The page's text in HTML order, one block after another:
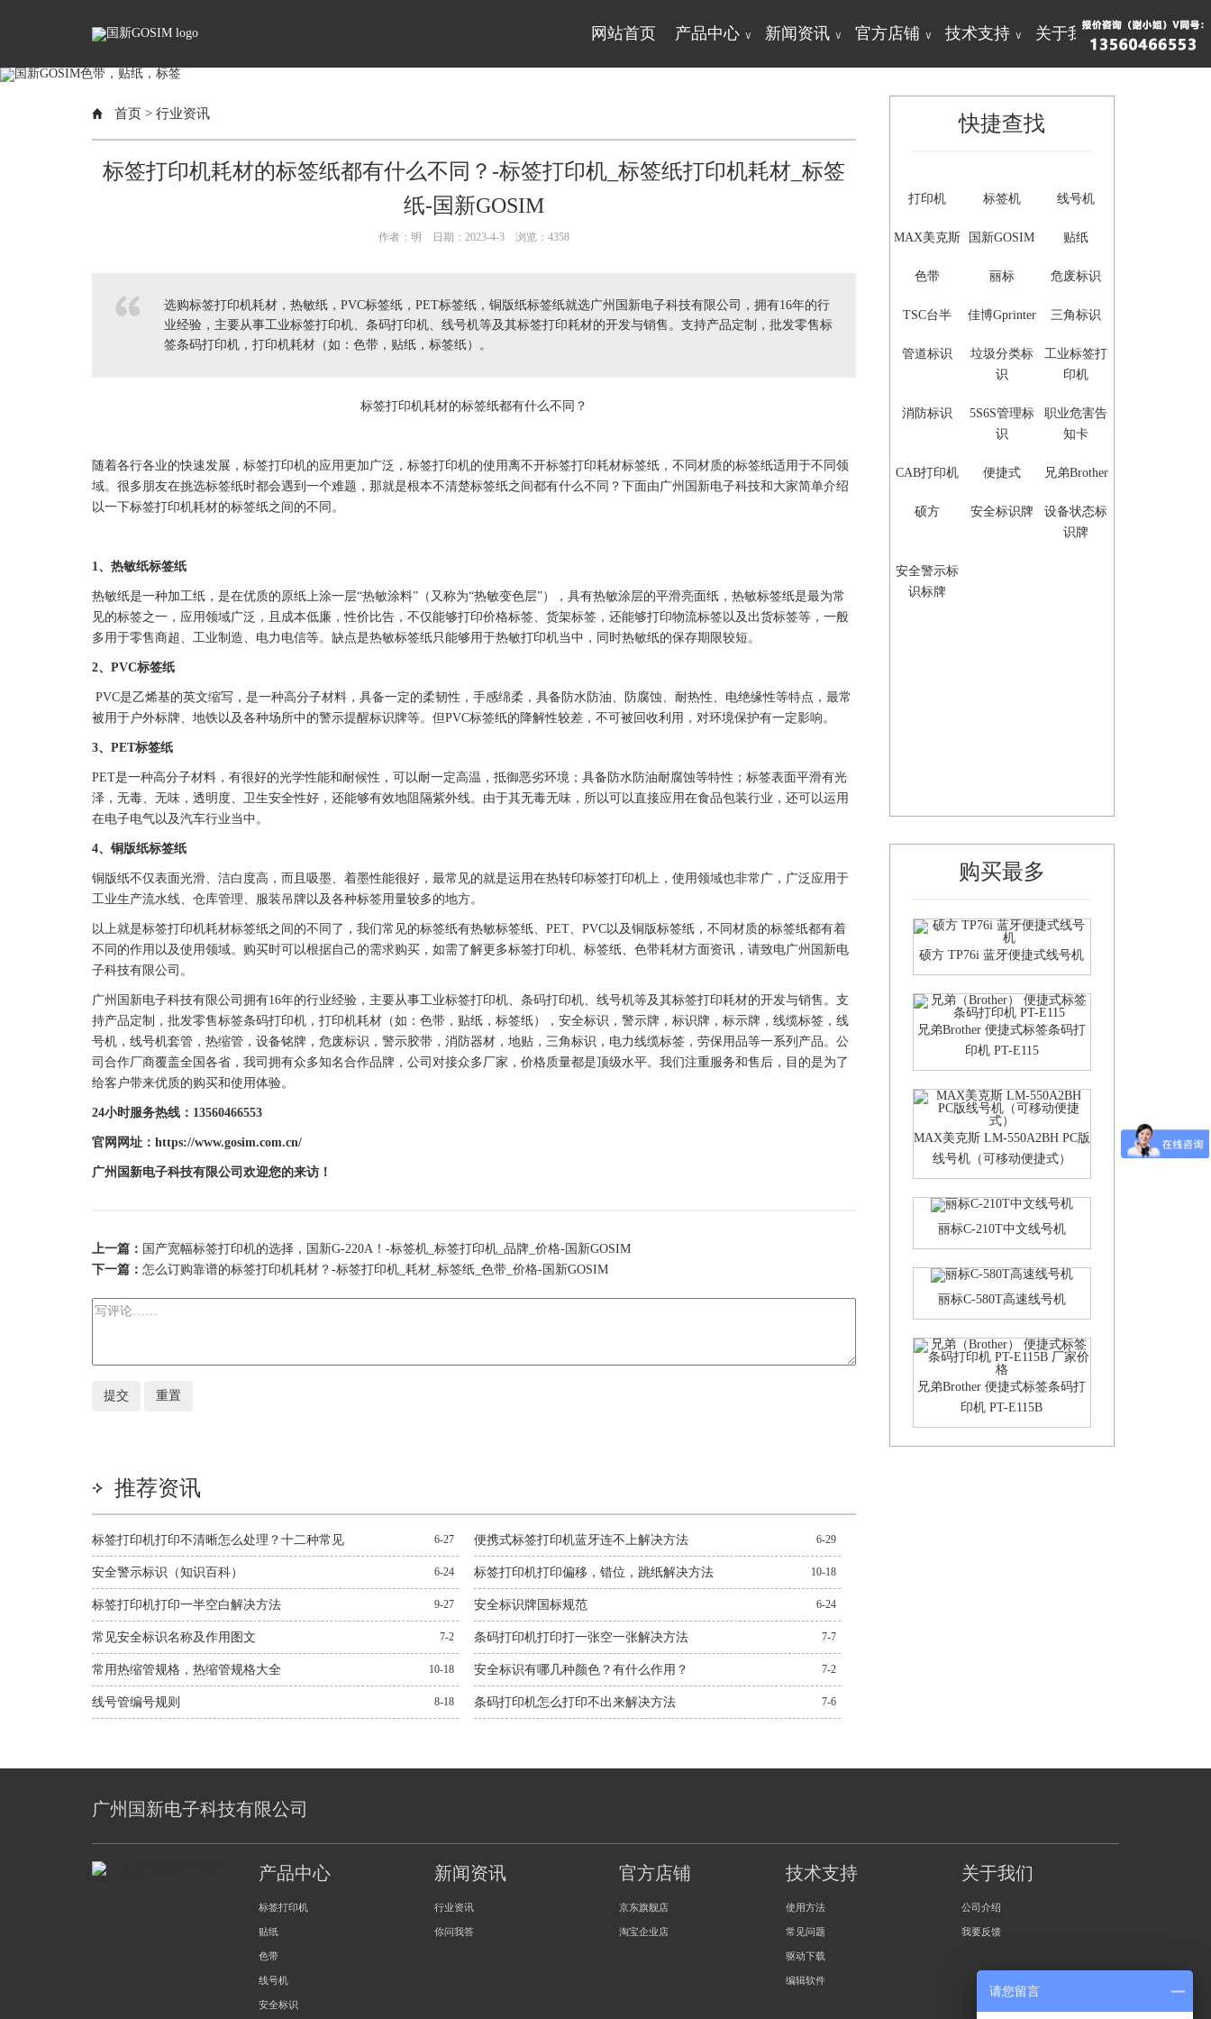
网站首页 产品中心 ∨ 新闻资讯 ∨ 官方店铺 ∨ 技术支持 ∨ 关于我们
首页 > 行业资讯
标签打印机耗材的标签纸都有什么不同？-标签打印机_标签纸打印机耗材_标签
纸-国新GOSIM
作者：明 日期：2023-4-3 浏览： 4358
选购标签打印机耗材，热敏纸，PVC标签纸，PET标签纸，铜版纸标签纸就选广州国新电子科技有限公司，拥有16年的行
业经验，主要从事工业标签打印机、条码打印机、线号机等及其标签打印耗材的开发与销售。支持产品定制，批发零售标
签条码打印机，打印机耗材（如：色带，贴纸，标签纸）。
标签打印机耗材的标签纸都有什么不同？
随着各行各业的快速发展， 标签打印机的应用更加广泛， 标签打印机的使用离不开标签打印耗材标签纸，不同材质的标签纸适用于不同领
域。很多朋友在挑选标签纸时都会遇到一个难题，那就是根本不清楚标签纸之间都有什么不同？下面由广州 国新电子科技和大家简单介绍
以一下标签打印机耗材的标签纸之间的不同。
1、 热敏纸标签纸
热敏纸是一种加工纸，是在优质的原纸上涂一层“热敏涂料”（又称为“热敏变色层”），具有热敏涂层的平滑亮面纸，热敏标签纸是最为常
见的标签之一，应用领域广泛，且成本低廉，性价比告，不仅能够打印价格标签、货架标签 ，还能够打印物流标签以及出货标签等，一般
多用于零售商超、工业制造、电力电信等。缺点是热敏标签纸只能够用于热敏打印机当中，同时热敏纸的保存期限较短。
2、 PVC标签纸
PVC是乙烯基的英文缩写，是一种高分子材料，具备一定的柔韧性，手感绵柔，具备防水防油、防腐蚀、耐热性、电绝缘性等特点，最常
被用于户外标牌、地铁以及各种场所中的警示提醒标识牌等。但PVC标签纸的降解性较差，不可被回收利用，对环境保护有一定影响。
3、 PET标签纸
PET是一种高分子材料，有很好的光学性能和耐候性，可以耐一定高温，抵御恶劣环境；具备防水防油耐腐蚀等特性； 标签表面平滑有光
泽，无毒、无味，透明度、卫生安全性好，还能够有效地阻隔紫外线。由于其无毒无味，所以可以直接应用在食品包装行业，还可以运用
在电子电气以及汽车行业当中。
4、铜版纸标签纸
铜版纸不仅表面光滑、洁白度高，而且吸墨、着墨性能很好，最常见的就是运用在热转印标签打印机上，使用领域也非常广，广泛应用于
工业生产流水线、仓库管理、服装吊牌以及各种标签用量较多的地方。
以上就是标签打印机耗材标签纸之间的不同了，我们常见的标签纸有热敏标签纸、 PET、 PVC以及铜版标签纸，不同材质的标签纸都有着
不同的作用以及使用领域。购买时可以根据自己的需求购买，如需了解更多标签打印机、 标签纸、 色带耗材方面资讯，请致电广州 国新电
子科技有限公司。
广州 国新电子科技有限公司拥有16年的行业经验，主要从事工业标签打印机、 条码打印机、线号机等及其标签打印耗材的开发与销售。支
持产品定制，批发零售标签条码打印机 ， 打印机耗材（如： 色带 ， 贴纸 ， 标签纸），安全标识， 警示牌 ， 标识牌 ， 标示牌 ，线缆标签 ，线
号机，线号机套管，热缩管，设备铭牌， 危废标识 ，警示胶带，消防器材，地贴，三角标识，电力线缆标签 ，劳保用品等一系列产品。公
司合作厂商覆盖全国各省，我司拥有众多知名合作品牌，公司对接众多厂家，价格质量都是顶级水平。我们注重服务和售后，目的是为了
给客户带来优质的购买和使用体验。
24小时服务热线：13560466553
官网网址：https://www.gosim.com.cn/
广州 国新电子科技有限公司欢迎您的来访！
上一篇： 国产宽幅标签打印机的选择，国新G-220A！-标签机_标签打印机_品牌_价格-国新GOSIM
下一篇： 怎么订购靠谱的标签打印机耗材？-标签打印机_耗材_标签纸_色带_价格-国新GOSIM
推荐资讯
标签打印机打印不清晰怎么处理？十二种常见
问题解决方法
6-27 便携式标签打印机蓝牙连不上解决方法 6-29
安全警示标识（知识百科） 6-24 标签打印机打印偏移，错位，跳纸解决方法 10-18
标签打印机打印一半空白解决方法 9-27 安全标识牌国标规范 6-24
常见安全标识名称及作用图文 7-2 条码打印机打印打一张空一张解决方法 7-7
常用热缩管规格，热缩管规格大全 10-18 安全标识有哪几种颜色？有什么作用？ 7-2
线号管编号规则 8-18 条码打印机怎么打印不出来解决方法 7-6
快捷查找
打印机 标签机 线号机
MAX美克斯 国新GOSIM 贴纸
色带 丽标 危废标识
TSC台半 佳博Gprinter 三角标识
管道标识
垃圾分类标
识
工业标签打
印机
消防标识
5S6S管理标
识
职业危害告
知卡
CAB打印机 便捷式 兄弟Brother
硕方 安全标识牌
设备状态标
识牌
安全警示标
识标牌
购买最多
硕方 TP76i 蓝牙便捷式线号机
兄弟Brother 便捷式标签条码打
印机 PT-E115
MAX美克斯 LM-550A2BH PC版
线号机（可移动便捷式）
丽标C-210T中文线号机
丽标C-580T高速线号机
兄弟Brother 便捷式标签条码打
印机 PT-E115B
广州国新电子科技有限公司
产品中心
标签打印机
贴纸
色带
线号机
安全标识
新闻资讯
行业资讯
你问我答
官方店铺
京东旗舰店
淘宝企业店
技术支持
使用方法
常见问题
驱动下载
编辑软件
关于我们
公司介绍
我要反馈
请您留言